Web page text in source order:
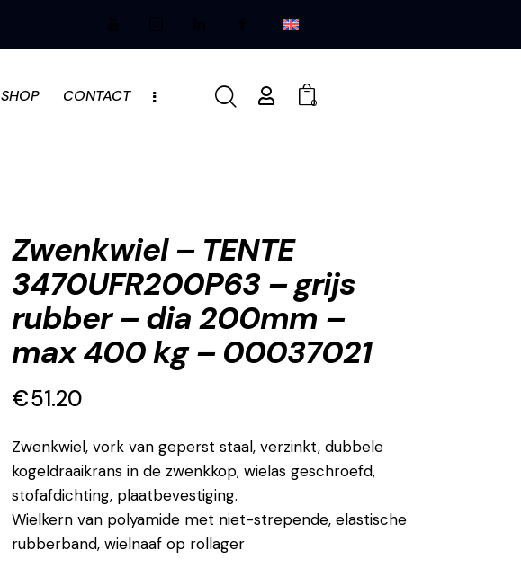
SHOP CONTACT 0
Zwenkwiel – TENTE
3470UFR200P63 – grijs
rubber – dia 200mm –
max 400 kg – 00037021
€51.20
Zwenkwiel, vork van geperst staal, verzinkt, dubbele
kogeldraaikrans in de zwenkkop, wielas geschroefd,
stofafdichting, plaatbevestiging.
Wielkern van polyamide met niet-strepende, elastische
rubberband, wielnaaf op rollager